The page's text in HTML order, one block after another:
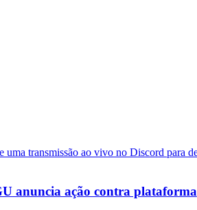
anuncia ação contra plataforma